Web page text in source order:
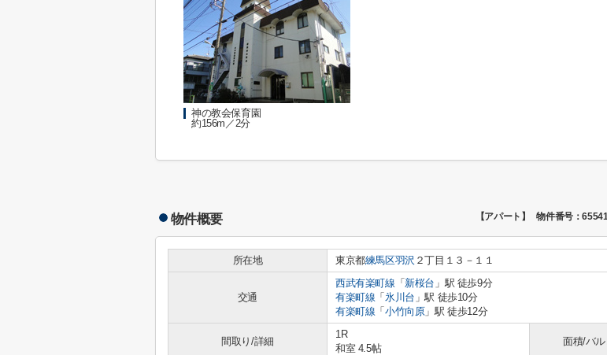
神の教会保育園
約156m／2分
物件概要 【アパート】 物件番号：
所在地 東京都練馬区羽沢 ２丁目１３－１１
交通
西武有楽町線 「 新桜台 」駅 徒歩9分
有楽町線 「氷川台 」駅 徒歩10分
有楽町線 「小竹向原」駅 徒歩12分
間取り/詳細
1R
和室 4.5帖
面積/バ